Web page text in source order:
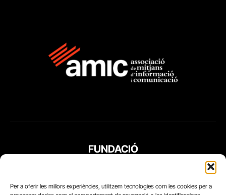
Per a oferir les millors experiències, utilitzem tecnologies com les cookies per a
FUNDACIÓ